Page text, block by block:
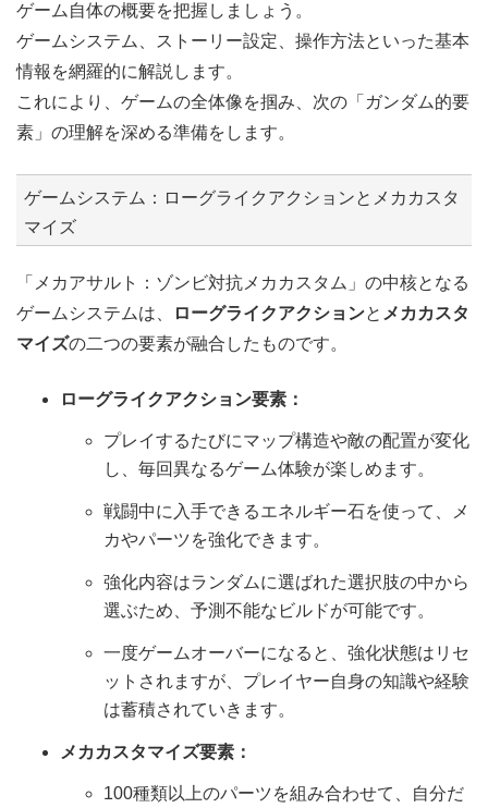
ゲーム自体の概要を把握しましょう。
ゲームシステム、ストーリー設定、操作方法といった基本
情報を網羅的に解説します。
これにより、ゲームの全体像を掴み、次の「ガンダム的要
素」の理解を深める準備をします。
ゲームシステム：ローグライクアクションとメカカスタ
マイズ
「メカアサルト：ゾンビ対抗メカカスタム」の中核となる
ゲームシステムは、
ローグライクアクションと メカカスタ
マイズの二つの要素が融合したものです。
ローグライクアクション要素：
プレイするたびにマップ構造や敵の配置が変化
し、毎回異なるゲーム体験が楽しめます。
戦闘中に入手できるエネルギー石を使って、メ
カやパーツを強化できます。
強化内容はランダムに選ばれた選択肢の中から
選ぶため、予測不能なビルドが可能です。
一度ゲームオーバーになると、強化状態はリセ
ットされますが、プレイヤー自身の知識や経験
は蓄積されていきます。
メカカスタマイズ要素：
100種類以上のパーツを組み合わせて、自分だ